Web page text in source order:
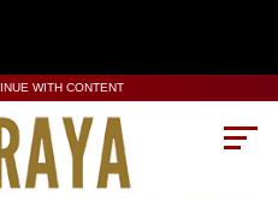
WITH CONTENT